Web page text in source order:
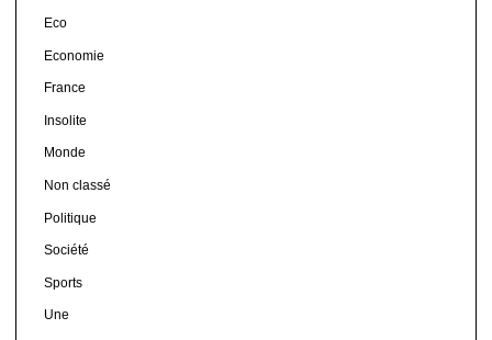
Eco
Economie
France
Insolite
Monde
Non classé
Politique
Société
Sports
Une